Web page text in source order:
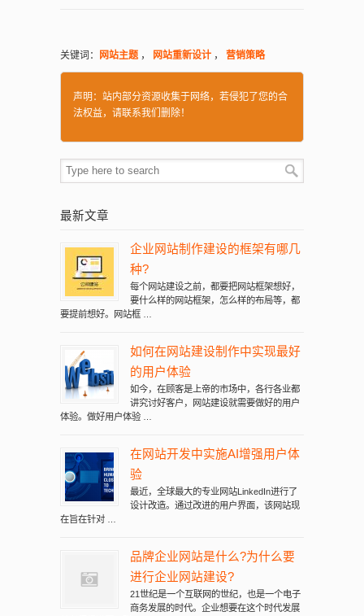
关键词： 网站主题 ， 网站重新设计 ， 营销策略
声明：站内部分资源收集于网络，若侵犯了您的合
法权益，请联系我们删除！
最新文章
企业网站制作建设的框架有哪几
种?
每个网站建设之前，都要把网站框架想好，
要什么样的网站框架，怎么样的布局等，都
要提前想好。网站框 …
如何在网站建设制作中实现最好
的用户体验
如今，在顾客是上帝的市场中，各行各业都
讲究讨好客户，网站建设就需要做好的用户
体验。做好用户体验 …
在网站开发中实施AI增强用户体
验
最近，全球最大的专业网站LinkedIn进行了
设计改造。通过改进的用户界面，该网站现
在旨在针对 …
品牌企业网站是什么?为什么要
进行企业网站建设?
21世纪是一个互联网的世纪，也是一个电子
商务发展的时代。企业想要在这个时代发展